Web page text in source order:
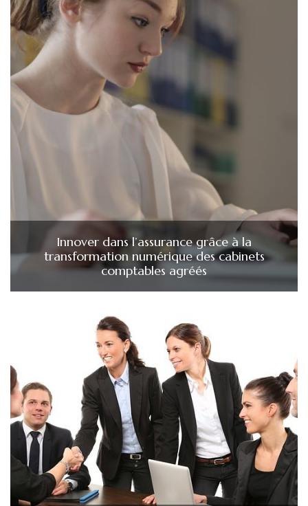
Innover dans l’assurance grâce à la
transformation numérique des cabinets
comptables agréés